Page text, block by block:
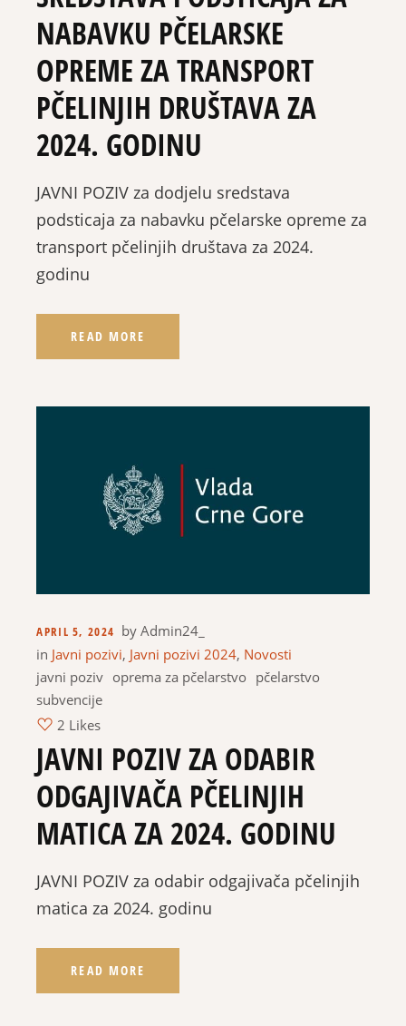
NABAVKU PČELARSKE
OPREME ZA TRANSPORT
PČELINJIH DRUŠTAVA ZA
2024. GODINU
JAVNI POZIV za dodjelu sredstava
podsticaja za nabavku pčelarske opreme za
transport pčelinjih društava za 2024.
godinu
READ MORE
APRIL 5, 2024 by Admin24_
in Javni pozivi, Javni pozivi 2024, Novosti
javni poziv oprema za pčelarstvo pčelarstvo
subvencije
2 Likes
JAVNI POZIV ZA ODABIR
ODGAJIVAČA PČELINJIH
MATICA ZA 2024. GODINU
JAVNI POZIV za odabir odgajivača pčelinjih
matica za 2024. godinu
READ MORE